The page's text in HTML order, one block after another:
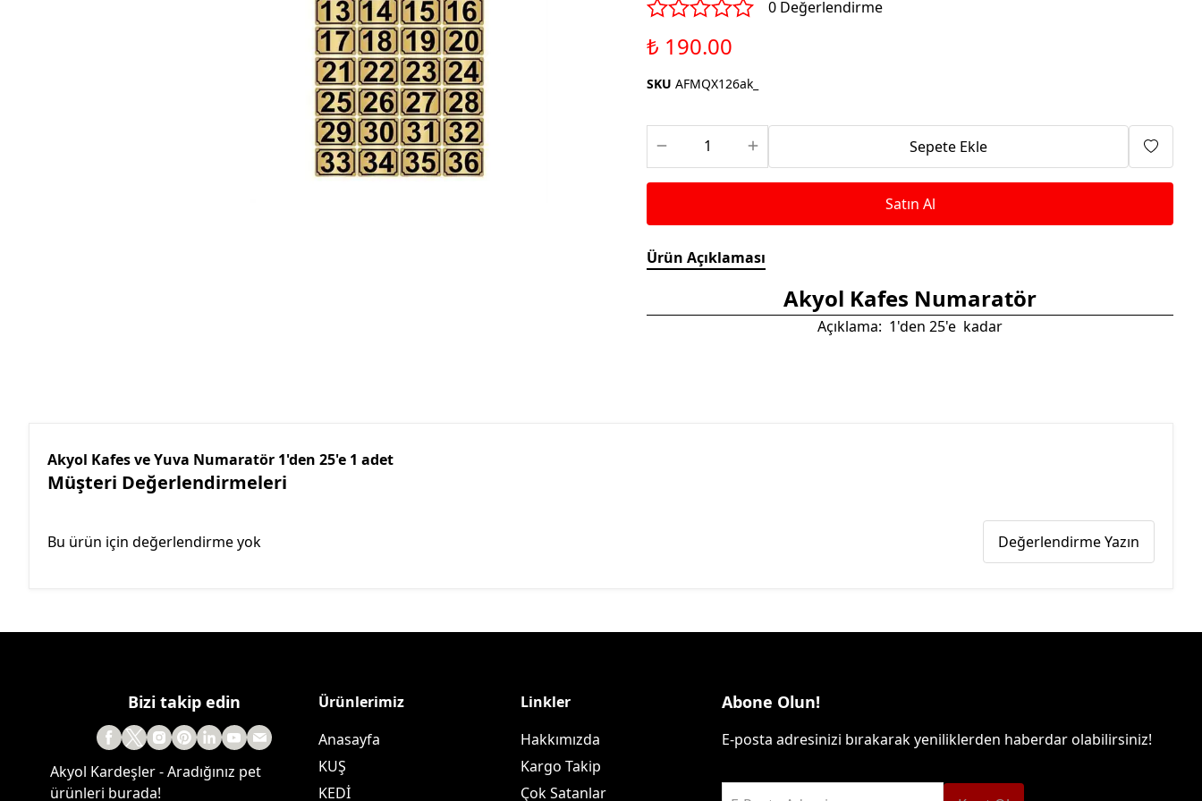
Saka ve Doğa Kuşu
Yemleri
Güvercin Yemleri
Kumlar
Mamalar
Krakerler
Kalamar Kemiği ve Gaga
Taşları
Aparatları
Isıtma Makineleri
0 Değerlendirme
₺ 190.00
SKU AFMQX126ak_
Sepete Ekle
Satın Al
Ürün Açıklaması
Akyol Kafes Numaratör
Açıklama: 1'den 25'e kadar
Akyol Kafes ve Yuva Numaratör 1'den 25'e 1 adet
Müşteri Değerlendirmeleri
Bu ürün için değerlendirme yok Değerlendirme Yazın
Bizi takip edin
Akyol Kardeşler - Aradığınız pet
ürünleri burada!
Ürünlerimiz
Anasayfa
KUŞ
KEDİ
Linkler
Hakkımızda
Kargo Takip
Çok Satanlar
Abone Olun!
E-posta adresinizi bırakarak yeniliklerden haberdar olabilirsiniz!